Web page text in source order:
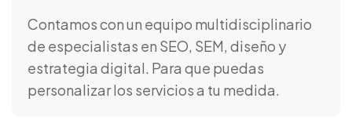
Contamos con un equipo multidisciplinario
de especialistas en SEO, SEM, diseño y
estrategia digital. Para que puedas
personalizar los servicios a tu medida.